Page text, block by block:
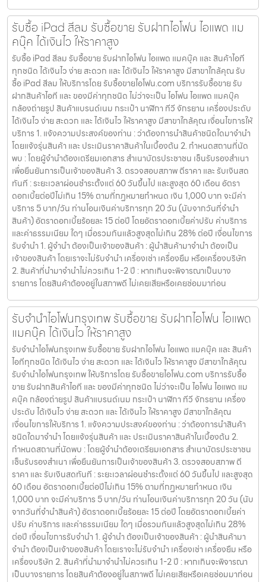
รับซื้อ iPad สีลม รับซื้อขาย รับฝากไอโฟน ไอแพด แม
คบุ๊ค ได้เงินไว ให้ราคาสูง
รับซื้อ iPad สีลม รับซื้อขาย รับฝากไอโฟน ไอแพด แมคบุ๊ค และ สินค้าไอที
ทุกชนิด ได้เงินไว ง่าย สะดวก และ ได้เงินไว ให้ราคาสูง มีสาขาใกล้คุณ รับ
ซื้อ iPad สีลม ให้บริการโดย รับซื้อขายไอโฟน.com บริการรับซื้อขาย รับ
ฝากสินค้าไอที และ ของมีค่าทุกชนิด ไม่ว่าจะเป็น ไอโฟน ไอแพด แมคบุ๊ค
กล้องถ่ายรูป สินค้าแบรนด์เนม กระเป๋า นาฬิกา ทีวี จักรยาน เครื่องประดับ
ได้เงินไว ง่าย สะดวก และ ได้เงินไว ให้ราคาสูง มีสาขาใกล้คุณ เงื่อนไขการให้
บริการ 1. แจ้งความประสงค์ของท่าน : ว่าต้องการนำสินค้าชนิดใดมาจำนำ
โดยแจ้งรุ่นสินค้า และ ประเมินราคาสินค้าในเบื้องต้น 2. กำหนดสถานที่นัด
พบ : โดยผู้จำนำต้องเตรียมเอกสาร สำเนาบัตรประชาชน เซ็นรับรองสำเนา
เพื่อยืนยันการเป็นเจ้าของสินค้า 3. ตรวจสอบสภาพ ตีราคา และ รับเงินสด
ทันที : ระยะเวลาผ่อนชำระตั้งแต่ 60 วันขึ้นไป และสูงสุด 60 เดือน อัตรา
ดอกเบี้ยต่อปีไม่เกิน 15% ตามที่กฏหมายกำหนด เงิน 1,000 บาท จะมีค่า
บริการ 5 บาท/วัน ท่านโอนเงินค่าบริการทุก 20 วัน (นับจากวันที่จำนำ
สินค้า) อัตราดอกเบี้ยร้อยละ 15 ต่อปี โดยอัตราดอกเบี้ยค่าปรับ ค่าบริการ
และค่าธรรมเนียม ใดๆ เมื่อรวมกันแล้วสูงสุดไม่เกิน 28% ต่อปี เงื่อนไขการ
รับจำนำ 1. ผู้จำนำ ต้องเป็นเจ้าของสินค้า : ผู้นำสินค้ามาจำนำ ต้องเป็น
เจ้าของสินค้า โดยเราจะไม่รับจำนำ เครื่องเช่า เครื่องยืม หรือเครื่องบริษัท
2. สินค้าที่นำมาจำนำไม่ควรเกิน 1-2 ปี : หากเกินจะพิจารณาเป็นบาง
รายการ โดยสินค้าต้องอยู่ในสภาพดี ไม่เคยเสียหรือเคยซ่อมมาก่อน
รับจำนำไอโฟนกรุงเทพ รับซื้อขาย รับฝากไอโฟน ไอแพด
แมคบุ๊ค ได้เงินไว ให้ราคาสูง
รับจำนำไอโฟนกรุงเทพ รับซื้อขาย รับฝากไอโฟน ไอแพด แมคบุ๊ค และ สินค้า
ไอทีทุกชนิด ได้เงินไว ง่าย สะดวก และ ได้เงินไว ให้ราคาสูง มีสาขาใกล้คุณ
รับจำนำไอโฟนกรุงเทพ ให้บริการโดย รับซื้อขายไอโฟน.com บริการรับซื้อ
ขาย รับฝากสินค้าไอที และ ของมีค่าทุกชนิด ไม่ว่าจะเป็น ไอโฟน ไอแพด แม
คบุ๊ค กล้องถ่ายรูป สินค้าแบรนด์เนม กระเป๋า นาฬิกา ทีวี จักรยาน เครื่อง
ประดับ ได้เงินไว ง่าย สะดวก และ ได้เงินไว ให้ราคาสูง มีสาขาใกล้คุณ
เงื่อนไขการให้บริการ 1. แจ้งความประสงค์ของท่าน : ว่าต้องการนำสินค้า
ชนิดใดมาจำนำ โดยแจ้งรุ่นสินค้า และ ประเมินราคาสินค้าในเบื้องต้น 2.
กำหนดสถานที่นัดพบ : โดยผู้จำนำต้องเตรียมเอกสาร สำเนาบัตรประชาชน
เซ็นรับรองสำเนา เพื่อยืนยันการเป็นเจ้าของสินค้า 3. ตรวจสอบสภาพ ตี
ราคา และ รับเงินสดทันที : ระยะเวลาผ่อนชำระตั้งแต่ 60 วันขึ้นไป และสูงสุด
60 เดือน อัตราดอกเบี้ยต่อปีไม่เกิน 15% ตามที่กฏหมายกำหนด เงิน
1,000 บาท จะมีค่าบริการ 5 บาท/วัน ท่านโอนเงินค่าบริการทุก 20 วัน (นับ
จากวันที่จำนำสินค้า) อัตราดอกเบี้ยร้อยละ 15 ต่อปี โดยอัตราดอกเบี้ยค่า
ปรับ ค่าบริการ และค่าธรรมเนียม ใดๆ เมื่อรวมกันแล้วสูงสุดไม่เกิน 28%
ต่อปี เงื่อนไขการรับจำนำ 1. ผู้จำนำ ต้องเป็นเจ้าของสินค้า : ผู้นำสินค้ามา
จำนำ ต้องเป็นเจ้าของสินค้า โดยเราจะไม่รับจำนำ เครื่องเช่า เครื่องยืม หรือ
เครื่องบริษัท 2. สินค้าที่นำมาจำนำไม่ควรเกิน 1-2 ปี : หากเกินจะพิจารณา
เป็นบางรายการ โดยสินค้าต้องอยู่ในสภาพดี ไม่เคยเสียหรือเคยซ่อมมาก่อน